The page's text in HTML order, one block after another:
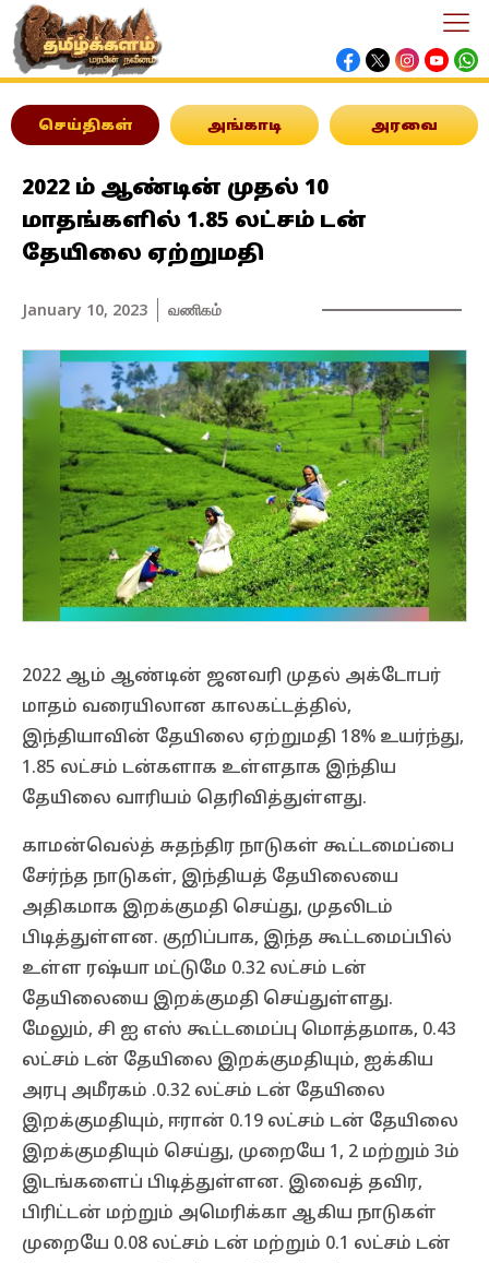
செய்திகள் அங்காடி அரவை
2022 ம் ஆண்டின் முதல் 10
மாதங்களில் 1.85 லட்சம் டன்
தேயிலை ஏற்றுமதி
January 10, 2023 வணிகம்
2022 ஆம் ஆண்டின் ஜனவரி முதல் அக்டோபர்
மாதம் வரையிலான காலகட்டத்தில்,
இந்தியாவின் தேயிலை ஏற்றுமதி 18% உயர்ந்து,
1.85 லட்சம் டன்களாக உள்ளதாக இந்திய
தேயிலை வாரியம் தெரிவித்துள்ளது.
காமன்வெல்த் சுதந்திர நாடுகள் கூட்டமைப்பை
சேர்ந்த நாடுகள், இந்தியத் தேயிலையை
அதிகமாக இறக்குமதி செய்து, முதலிடம்
பிடித்துள்ளன. குறிப்பாக, இந்த கூட்டமைப்பில்
உள்ள ரஷ்யா மட்டுமே 0.32 லட்சம் டன்
தேயிலையை இறக்குமதி செய்துள்ளது.
மேலும், சி ஐ எஸ் கூட்டமைப்பு மொத்தமாக, 0.43
லட்சம் டன் தேயிலை இறக்குமதியும், ஐக்கிய
அரபு அமீரகம் .0.32 லட்சம் டன் தேயிலை
இறக்குமதியும், ஈரான் 0.19 லட்சம் டன் தேயிலை
இறக்குமதியும் செய்து, முறையே 1, 2 மற்றும் 3ம்
இடங்களைப் பிடித்துள்ளன. இவைத் தவிர,
பிரிட்டன் மற்றும் அமெரிக்கா ஆகிய நாடுகள்
முறையே 0.08 லட்சம் டன் மற்றும் 0.1 லட்சம் டன்